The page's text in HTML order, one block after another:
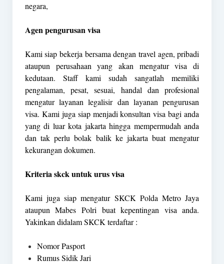
negara,
Agen pengurusan visa
Kami siap bekerja bersama dengan travel agen, pribadi
ataupun perusahaan yang akan mengatur visa di
kedutaan. Staff kami sudah sangatlah memiliki
pengalaman, pesat, sesuai, handal dan profesional
mengatur layanan legalisir dan layanan pengurusan
visa. Kami juga siap menjadi konsultan visa bagi anda
yang di luar kota jakarta hingga mempermudah anda
dan tak perlu bolak balik ke jakarta buat mengatur
kekurangan dokumen.
Kriteria skck untuk urus visa
Kami juga siap mengatur SKCK Polda Metro Jaya
ataupun Mabes Polri buat kepentingan visa anda.
Yakinkan didalam SKCK terdaftar :
Nomor Pasport
Rumus Sidik Jari